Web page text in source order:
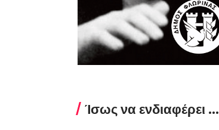
Ίσως να ενδιαφέρει ...